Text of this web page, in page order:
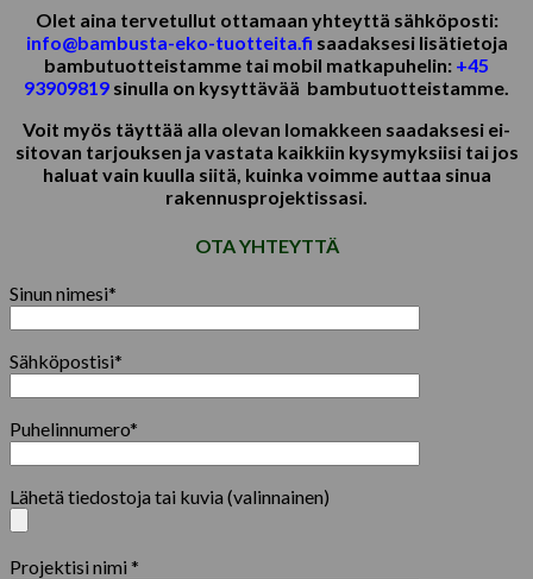
Olet aina tervetullut ottamaan yhteyttä sähköposti:
info@bambusta-eko-tuotteita.fi saadaksesi lisätietoja
bambutuotteistamme tai mobil matkapuhelin: +45
93909819 sinulla on kysyttävää bambutuotteistamme.
Voit myös täyttää alla olevan lomakkeen saadaksesi ei-
sitovan tarjouksen ja vastata kaikkiin kysymyksiisi tai jos
haluat vain kuulla siitä, kuinka voimme auttaa sinua
rakennusprojektissasi.
OTA YHTEYTTÄ
Sinun nimesi*
Sähköpostisi*
Puhelinnumero*
Lähetä tiedostoja tai kuvia (valinnainen)
Projektisi nimi *